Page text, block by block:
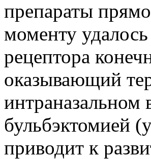
препараты
моменту
рецептора
оказывающий
бульбэктомией
приводит к